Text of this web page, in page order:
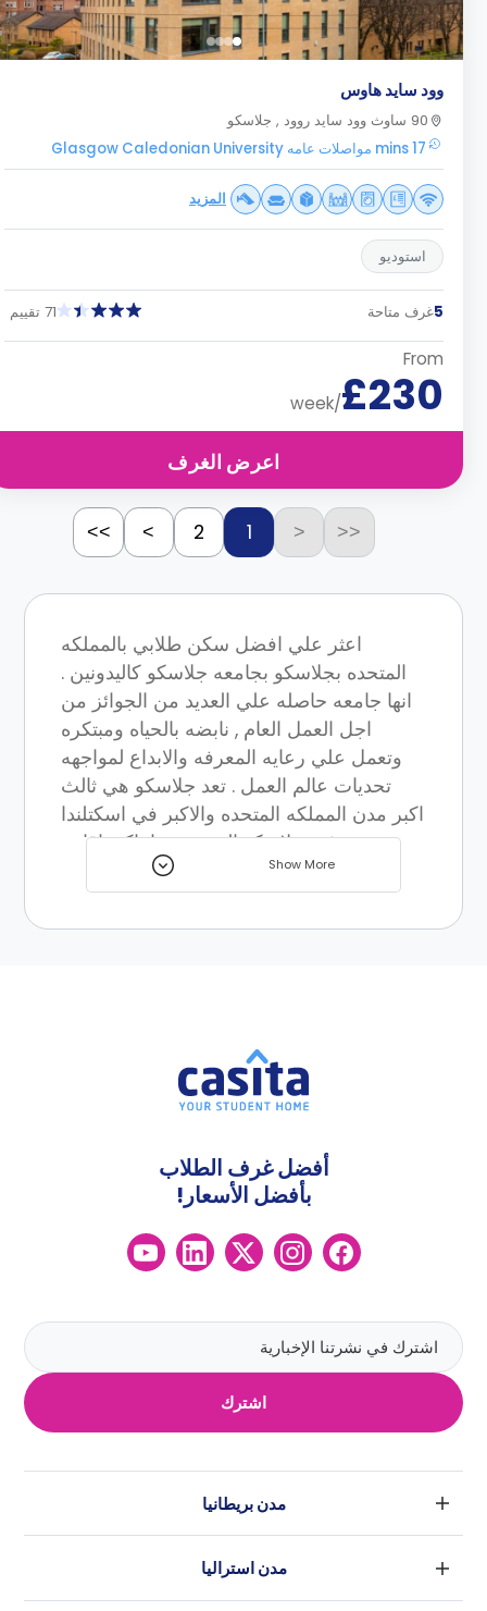
وود سايد هاوس
90 ساوث وود سايد روود , جلاسكو
17 mins مواصلات عامه Glasgow Caledonian University
المزيد
استوديو
غرف متاحة 71 تقييم
From
£230
/week
اعرض الغرف
<<
>>
اعثر علي افضل سكن طلابي بالمملكه
المتحده بجلاسكو بجامعه جلاسكو كاليدونين .
انها جامعه حاصله علي العديد من الجوائز من
اجل العمل العام , نابضه بالحياه ومبتكره
وتعمل علي رعايه المعرفه والابداع لمواجهه
تحديات عالم العمل . تعد جلاسكو هي ثالث
اكبر مدن المملكه المتحده والاكبر في اسكتلندا
. يتوفر بجلاسكو العديد من اماكن اقامه
الطلاب مما يوفر اجواء مثاليه للدراسه .
Show More
اشترك
أفضل غرف الطلاب
بأفضل الأسعار!
مدن بريطانيا
بارامنجهام
مدن استراليا